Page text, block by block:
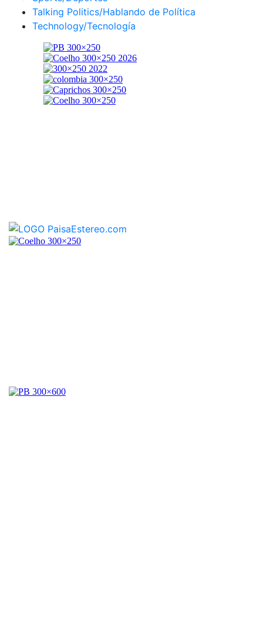
Talking Politics/Hablando de Política
Technology/Tecnología